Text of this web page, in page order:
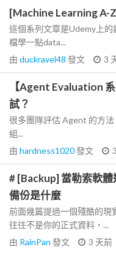
[Machine Learning A-
這個系列文章是Udemy上
檔學一點data...
由 duckravel48 發文 3
【Agent Evaluation
試？
很多團隊評估 Agent 的方
組...
由 hardness1020發文
# [Backup] 當勒索軟
備份是什麼
前面幾篇提過一個殘酷的現
往往不是你的正式資料，...
由 RainPan 發文 3 天前